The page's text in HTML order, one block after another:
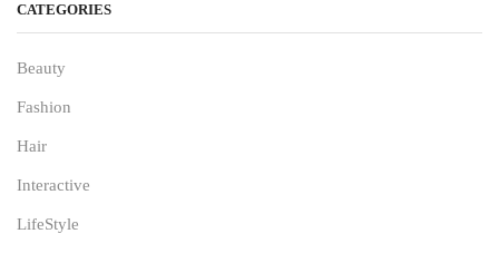
CATEGORIES
Beauty
Fashion
Hair
Interactive
LifeStyle